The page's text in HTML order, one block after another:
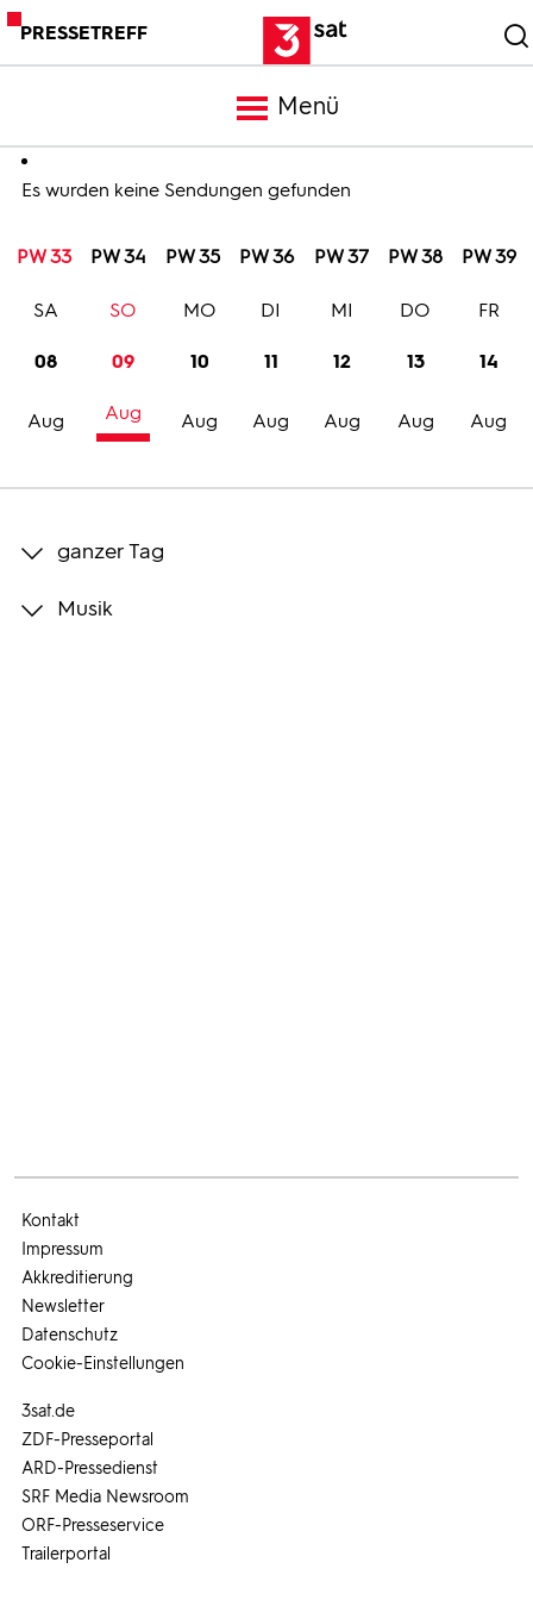
PRESSETREFF
Menü
Meldungen
Programm
Trailer
Bilder
Es wurden keine Sendungen gefunden
PW 33 PW 34 PW 35 PW 36 PW 37 PW 38 PW 39
08
Aug
SA
09
Aug
SO
10
Aug
MO
11
Aug
DI
12
Aug
MI
13
Aug
DO
14
Aug
FR
ganzer Tag
Musik
3sat.de
ZDF-Presseportal
ARD-Pressedienst
SRF Media Newsroom
ORF-Presseservice
Trailerportal
Kontakt
Impressum
Akkreditierung
Newsletter
Datenschutz
Cookie-Einstellungen